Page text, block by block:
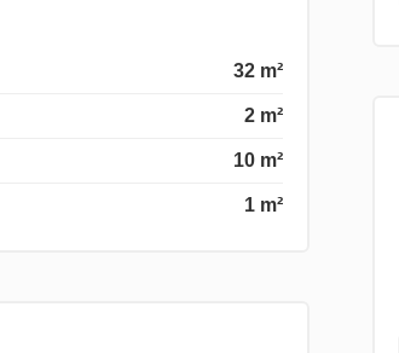
32 m²
2 m²
10 m²
1 m²